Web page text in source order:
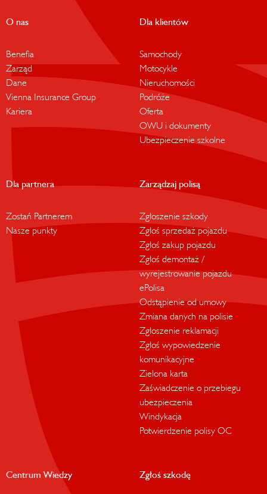
O nas
Benefia
Zarząd
Dane
Vienna Insurance Group
Kariera
Dla klientów
Samochody
Motocykle
Nieruchomości
Podróże
Oferta
OWU i dokumenty
Ubezpieczenie szkolne
Dla partnera
Zostań Partnerem
Nasze punkty
Zarządzaj polisą
Zgłoszenie szkody
Zgłoś sprzedaż pojazdu
Zgłoś zakup pojazdu
Zgłoś demontaż /
wyrejestrowanie pojazdu
ePolisa
Odstąpienie od umowy
Zmiana danych na polisie
Zgłoszenie reklamacji
Zgłoś wypowiedzenie
komunikacyjne
Zielona karta
Zaświadczenie o przebiegu
ubezpieczenia
Windykacja
Potwierdzenie polisy OC
Centrum Wiedzy Zgłoś szkodę